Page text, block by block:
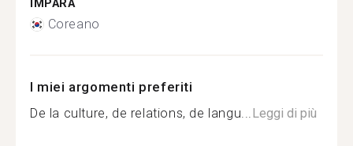
IMPARA
Coreano
I miei argomenti preferiti
De la culture, de relations, de langu...Leggi di più